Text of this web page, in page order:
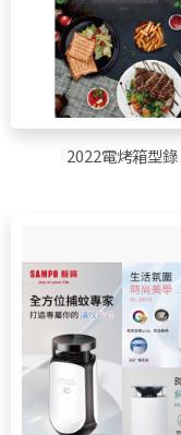
2022電烤箱型錄